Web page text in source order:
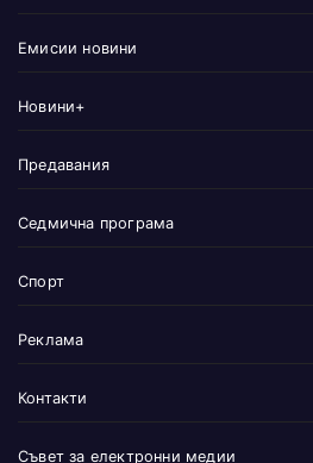
Емисии новини
Новини+
Предавания
Седмична програма
Спорт
Реклама
Контакти
Съвет за електронни медии